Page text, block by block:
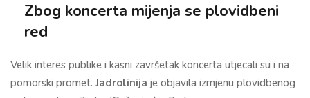
Zbog koncerta mijenja se plovidbeni
red
Velik interes publike i kasni završetak koncerta utjecali su i na
pomorski promet.Jadrolinija je objavila izmjenu plovidbenog